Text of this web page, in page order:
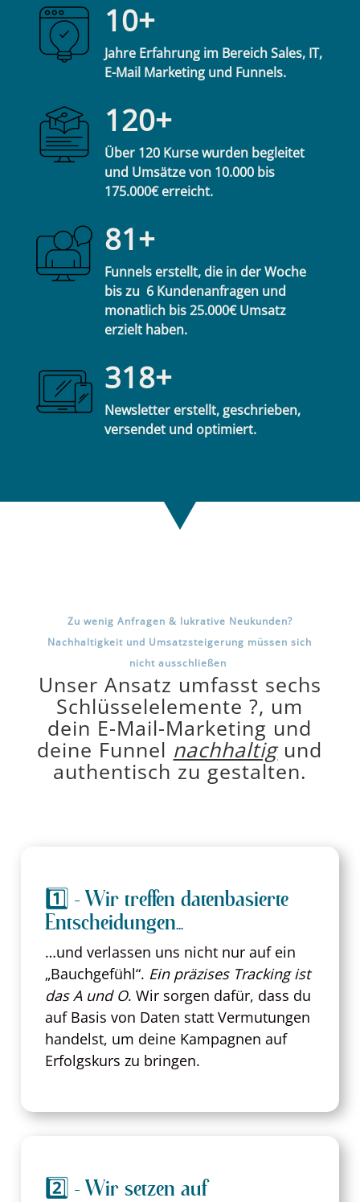
10+
Jahre Erfahrung im Bereich Sales, IT,
E-Mail Marketing und Funnels.
120+
Über 120 Kurse wurden begleitet
und Umsätze von 10.000 bis
175.000€ erreicht.
81+
Funnels erstellt, die in der Woche
bis zu 6 Kundenanfragen und
monatlich bis 25.000€ Umsatz
erzielt haben.
318+
Newsletter erstellt, geschrieben,
versendet und optimiert.
Zu wenig Anfragen & lukrative Neukunden?
Nachhaltigkeit und Umsatzsteigerung müssen sich
nicht ausschließen
Unser Ansatz umfasst sechs
Schlüsselelemente ?, um
dein E-Mail-Marketing und
deine Funnel nachhaltigund
authentisch zu gestalten.
1️⃣ - Wir treffen datenbasierte
Entscheidungen...
…und verlassen uns nicht nur auf ein
„Bauchgefühl“. Ein präzises Tracking ist
das A und O. Wir sorgen dafür, dass du
auf Basis von Daten statt Vermutungen
handelst, um deine Kampagnen auf
Erfolgskurs zu bringen.
2️⃣ - Wir setzen auf